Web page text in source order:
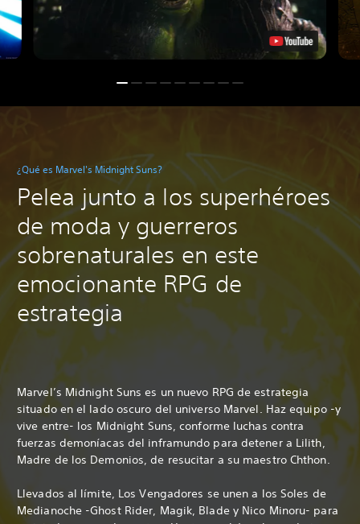
¿Qué es Marvel's Midnight Suns?
Pelea junto a los superhéroes
de moda y guerreros
sobrenaturales en este
emocionante RPG de
estrategia
Marvel’s Midnight Suns es un nuevo RPG de estrategia
situado en el lado oscuro del universo Marvel. Haz equipo -y
vive entre- los Midnight Suns, conforme luchas contra
fuerzas demoníacas del inframundo para detener a Lilith,
Madre de los Demonios, de resucitar a su maestro Chthon.
Llevados al límite, Los Vengadores se unen a los Soles de
Medianoche -Ghost Rider, Magik, Blade y Nico Minoru- para